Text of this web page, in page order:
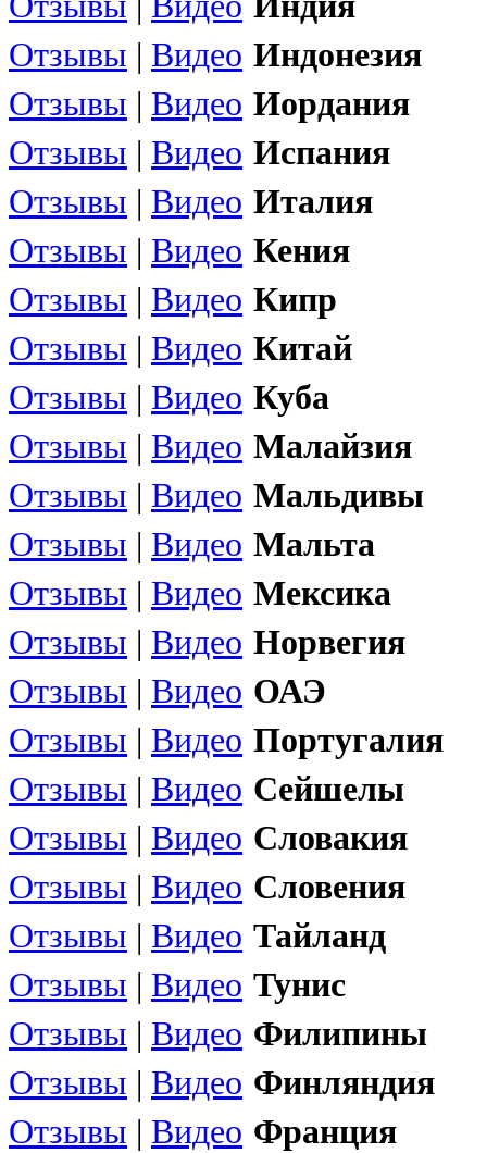
Отзывы | Видео Индонезия
Отзывы | Видео Иордания
Отзывы | Видео Испания
Отзывы | Видео Италия
Отзывы | Видео Кения
Отзывы | Видео Кипр
Отзывы | Видео Китай
Отзывы | Видео Куба
Отзывы | Видео Малайзия
Отзывы | Видео Мальдивы
Отзывы | Видео Мальта
Отзывы | Видео Мексика
Отзывы | Видео Норвегия
Отзывы | Видео ОАЭ
Отзывы | Видео Португалия
Отзывы | Видео Сейшелы
Отзывы | Видео Словакия
Отзывы | Видео Словения
Отзывы | Видео Тайланд
Отзывы | Видео Тунис
Отзывы | Видео Филипины
Отзывы | Видео Финляндия
Отзывы | Видео Франция